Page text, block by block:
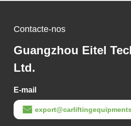
Contacte-nos
Guangzhou Eitel
Ltd.
E-mail